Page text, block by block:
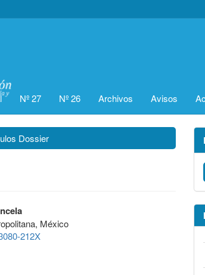
Nº 27 Nº 26 Archivos Avisos
Dossier
México
212X